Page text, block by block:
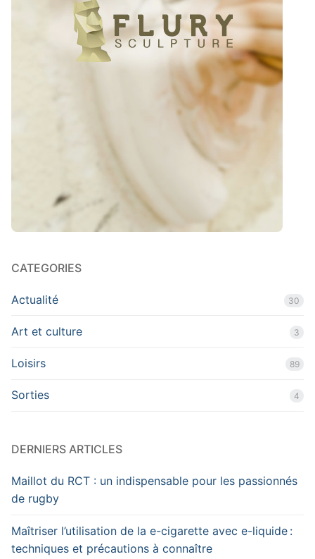
CATEGORIES
Actualité 30
Art et culture 3
Loisirs 89
Sorties 4
DERNIERS ARTICLES
Maillot du RCT : un indispensable pour les passionnés
de rugby
Maîtriser l’utilisation de la e-cigarette avec e-liquide :
techniques et précautions à connaître